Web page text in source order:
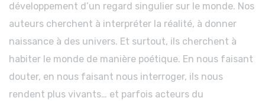
développement d’un regard singulier sur le monde. Nos
auteurs cherchent à interpréter la réalité, à donner
naissance à des univers. Et surtout, ils cherchent à
habiter le monde de manière poétique. En nous faisant
douter, en nous faisant nous interroger, ils nous
rendent plus vivants… et parfois acteurs du